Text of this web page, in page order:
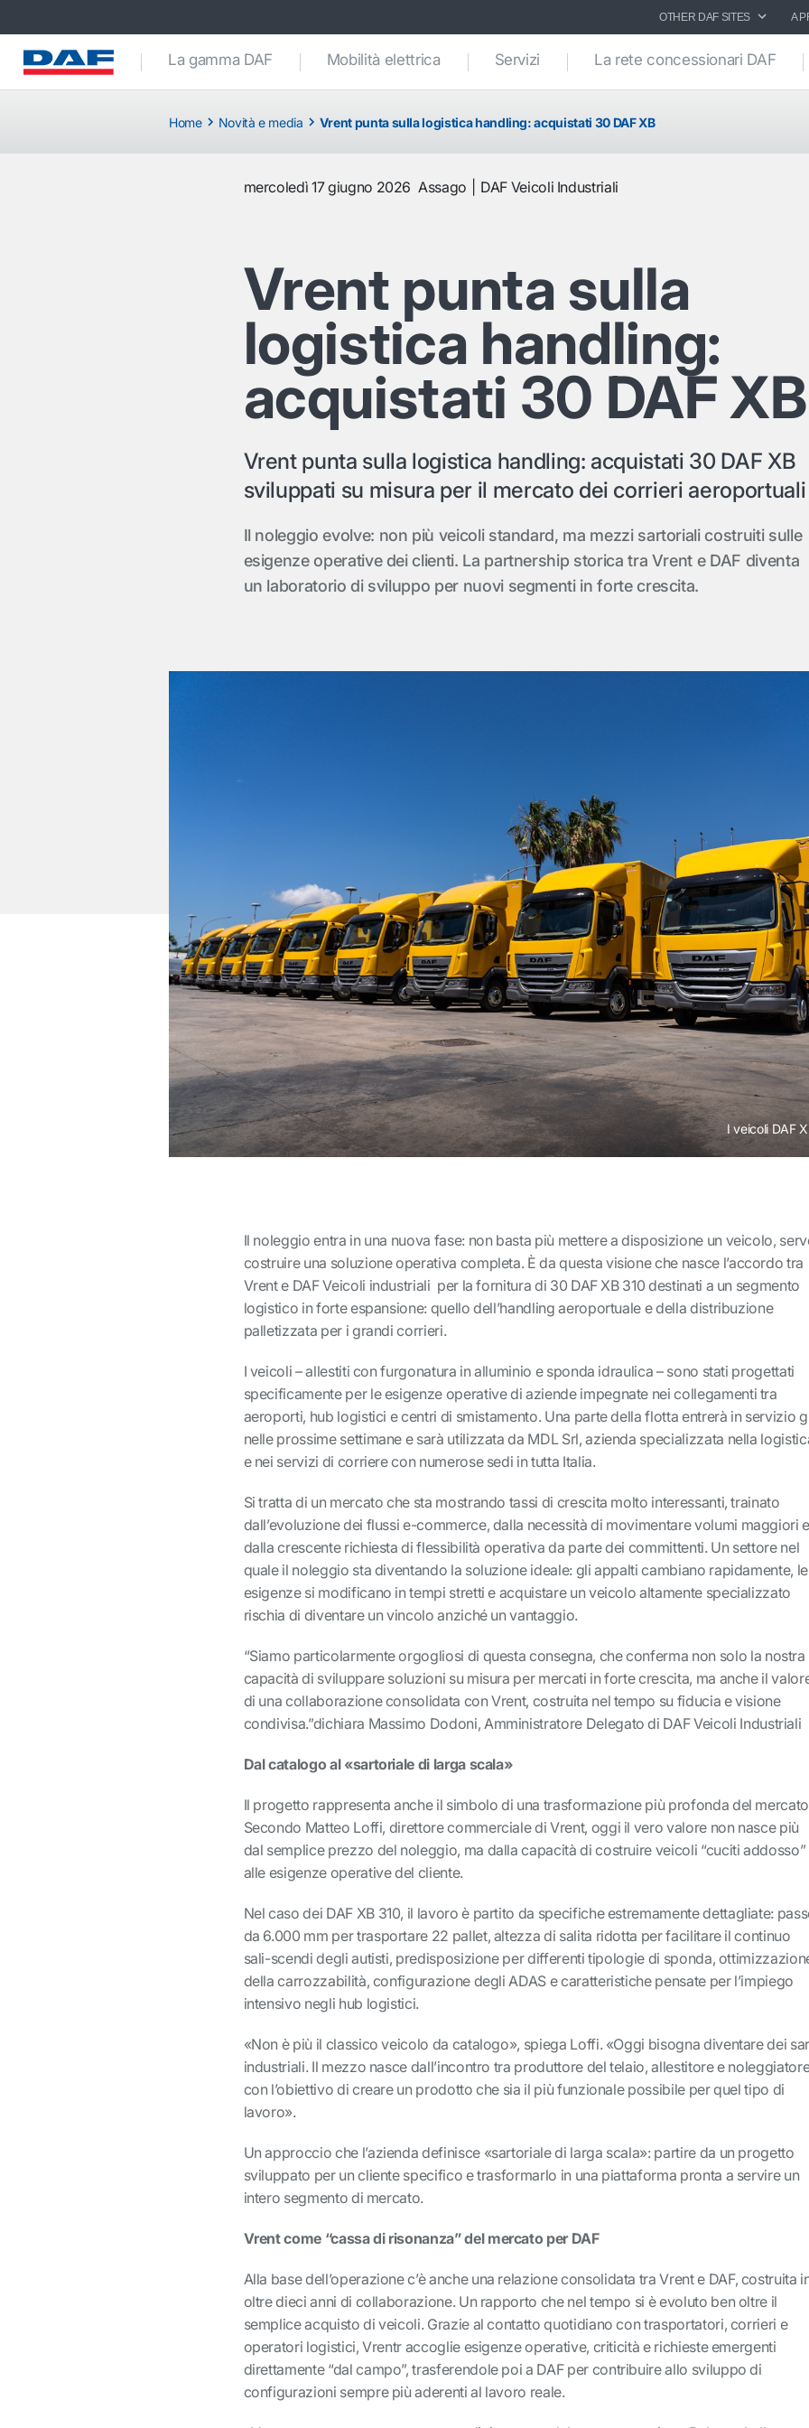
OTHER DAF SITES A
La gamma DAF Mobilità elettrica Servizi La rete concessionari DAF
Home Novità e media Vrent punta sulla logistica handling: acquistati 30 DAF XB
mercoledì 17 giugno 2026 Assago DAF Veicoli Industriali
Vrent punta sulla
logistica handling:
acquistati 30 DAF XB
Vrent punta sulla logistica handling: acquistati 30 DAF XB
sviluppati su misura per il mercato dei corrieri aeroportuali
Il noleggio evolve: non più veicoli standard, ma mezzi sartoriali costruiti sulle
esigenze operative dei clienti. La partnership storica tra Vrent e DAF diventa
un laboratorio di sviluppo per nuovi segmenti in forte crescita.
I veicoli DAF
Il noleggio entra in una nuova fase: non basta più mettere a disposizione un veicolo,
costruire una soluzione operativa completa. È da questa visione che nasce l’accordo tra
Vrent e DAF Veicoli industriali per la fornitura di 30 DAF XB 310 destinati a un segmento
logistico in forte espansione: quello dell’handling aeroportuale e della distribuzione
palletizzata per i grandi corrieri.
I veicoli – allestiti con furgonatura in alluminio e sponda idraulica – sono stati progettati
specificamente per le esigenze operative di aziende impegnate nei collegamenti tra
aeroporti, hub logistici e centri di smistamento. Una parte della flotta entrerà in servizio
nelle prossime settimane e sarà utilizzata da MDL Srl, azienda specializzata nella
e nei servizi di corriere con numerose sedi in tutta Italia.
Si tratta di un mercato che sta mostrando tassi di crescita molto interessanti, trainato
dall’evoluzione dei flussi e-commerce, dalla necessità di movimentare volumi maggiori e
dalla crescente richiesta di flessibilità operativa da parte dei committenti. Un settore nel
quale il noleggio sta diventando la soluzione ideale: gli appalti cambiano rapidamente, le
esigenze si modificano in tempi stretti e acquistare un veicolo altamente specializzato
rischia di diventare un vincolo anziché un vantaggio.
“Siamo particolarmente orgogliosi di questa consegna, che conferma non solo la nostra
capacità di sviluppare soluzioni su misura per mercati in forte crescita, ma anche il
di una collaborazione consolidata con Vrent, costruita nel tempo su fiducia e visione
condivisa.”dichiara Massimo Dodoni, Amministratore Delegato di DAF Veicoli Industriali
Dal catalogo al «sartoriale di larga scala»
Il progetto rappresenta anche il simbolo di una trasformazione più profonda del
Secondo Matteo Loffi, direttore commerciale di Vrent, oggi il vero valore non nasce più
dal semplice prezzo del noleggio, ma dalla capacità di costruire veicoli “cuciti addosso”
alle esigenze operative del cliente.
Nel caso dei DAF XB 310, il lavoro è partito da specifiche estremamente dettagliate:
da 6.000 mm per trasportare 22 pallet, altezza di salita ridotta per facilitare il continuo
sali-scendi degli autisti, predisposizione per differenti tipologie di sponda,
della carrozzabilità, configurazione degli ADAS e caratteristiche pensate per l’impiego
intensivo negli hub logistici.
«Non è più il classico veicolo da catalogo», spiega Loffi. «Oggi bisogna diventare dei
industriali. Il mezzo nasce dall’incontro tra produttore del telaio, allestitore e
con l’obiettivo di creare un prodotto che sia il più funzionale possibile per quel tipo di
lavoro».
Un approccio che l’azienda definisce «sartoriale di larga scala»: partire da un progetto
sviluppato per un cliente specifico e trasformarlo in una piattaforma pronta a servire un
intero segmento di mercato.
Vrent come “cassa di risonanza” del mercato per DAF
Alla base dell’operazione c’è anche una relazione consolidata tra Vrent e DAF, costruita
oltre dieci anni di collaborazione. Un rapporto che nel tempo si è evoluto ben oltre il
semplice acquisto di veicoli. Grazie al contatto quotidiano con trasportatori, corrieri e
operatori logistici, Vrentr accoglie esigenze operative, criticità e richieste emergenti
direttamente “dal campo”, trasferendole poi a DAF per contribuire allo sviluppo di
configurazioni sempre più aderenti al lavoro reale.